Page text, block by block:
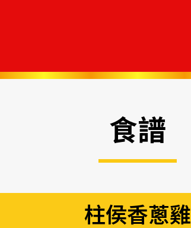
食譜
柱侯香蔥雞